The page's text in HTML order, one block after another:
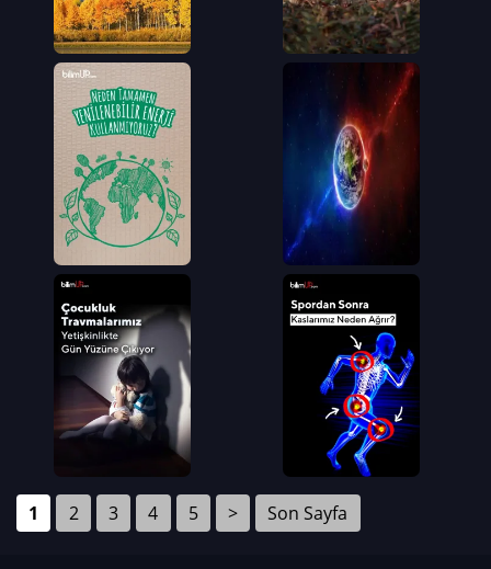
1 2 3 4 5 > Son Sayfa